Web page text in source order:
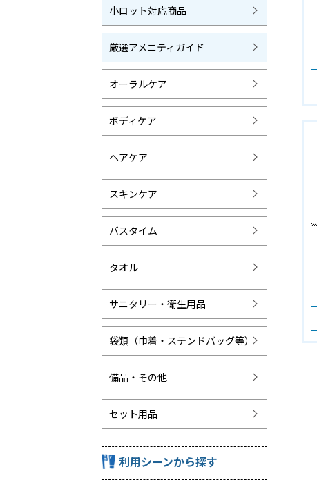
小ロット対応商品
厳選アメニティガイド
オーラルケア
ボディケア
ヘアケア
スキンケア
バスタイム
タオル
サニタリー・衛生用品
袋類（巾着・ステンドバッグ等）
備品・その他
セット用品
利用シーンから探す